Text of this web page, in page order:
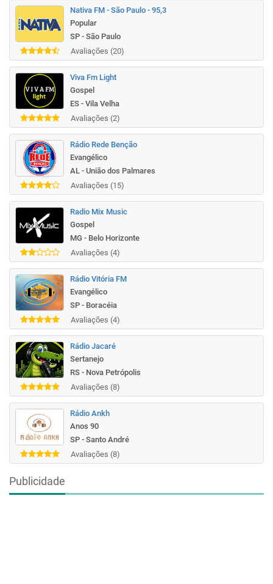
Nativa FM - São Paulo - 95,3
Popular
SP - São Paulo
Avaliações (20)
Viva Fm Light
Gospel
ES - Vila Velha
Avaliações (2)
Rádio Rede Benção
Evangélico
AL - União dos Palmares
Avaliações (15)
Radio Mix Music
Gospel
MG - Belo Horizonte
Avaliações (4)
Rádio Vitória FM
Evangélico
SP - Boracéia
Avaliações (4)
Rádio Jacaré
Sertanejo
RS - Nova Petrópolis
Avaliações (8)
Rádio Ankh
Anos 90
SP - Santo André
Avaliações (8)
Publicidade